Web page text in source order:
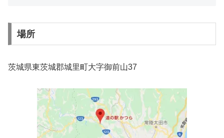
場所
茨城県東茨城郡城里町大字御前山37